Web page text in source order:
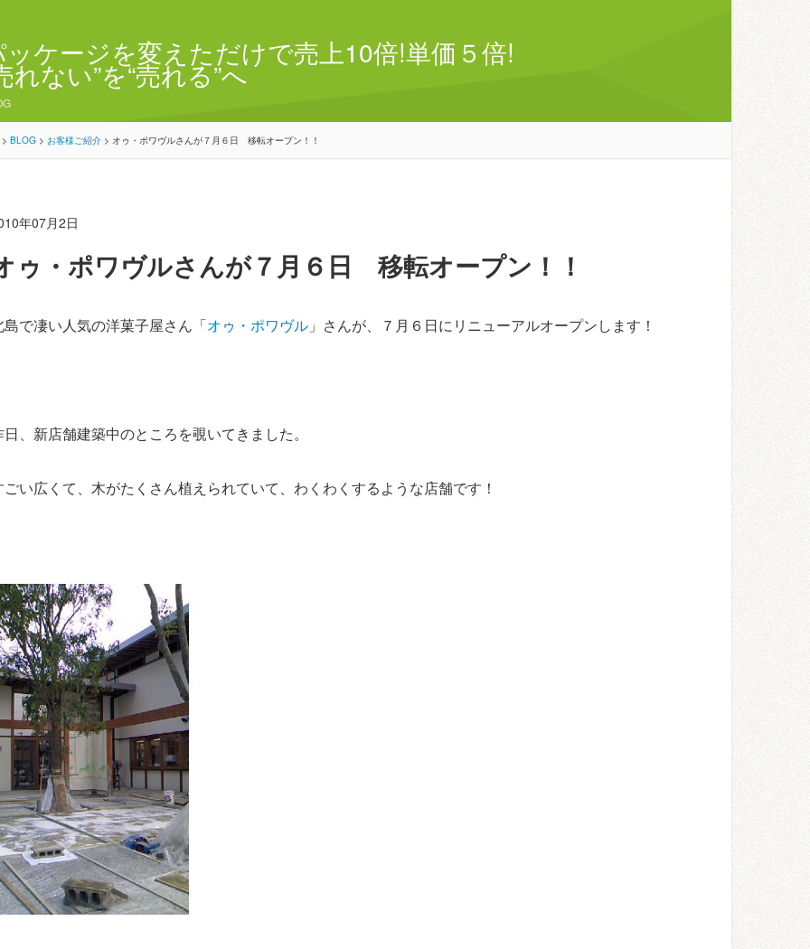
ケージを変えただけで売上10倍!単価５倍!
れない”を“売れる”へ
> BLOG > お客様ご紹介 > オゥ・ポワヴルさんが７月６日 移転オープン！！
年07月2日
ゥ・ポワヴルさんが７月６日 移転オープン！！
島で凄い人気の洋菓子屋さん「オゥ・ポワヴル 」さんが、７月６日にリニューアルオープンします！
日、新店舗建築中のところを覗いてきました。
ごい広くて、木がたくさん植えられていて、わくわくするような店舗です！